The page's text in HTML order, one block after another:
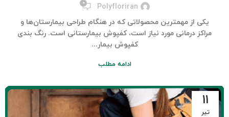
Polyfloriran ۰
یکی از مهم‎ترین محصولاتی که در هنگام طراحی بیمارستان‌ها و
مراکز درمانی مورد نیاز است، کفپوش بیمارستانی است. رنگ بندی
کفپوش بیمار...
ادامه مطلب
۱۱
تیر